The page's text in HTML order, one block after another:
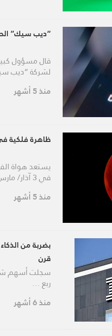
“ديب سيك”
قال مسؤول
لشركة “ديب
منذ 5 أشهر
ظاهرة فلكية
يستعد هواة
في 3 آذار/ مارس …
منذ 5 أشهر
قرن
ربع …
منذ 6 أشهر